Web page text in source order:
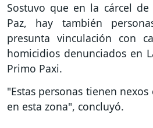
Sostuvo que en la cárcel de
Paz, hay también
presunta vinculación con
homicidios denunciados en
Primo Paxi.
"Estas personas tienen
en esta zona", concluyó.